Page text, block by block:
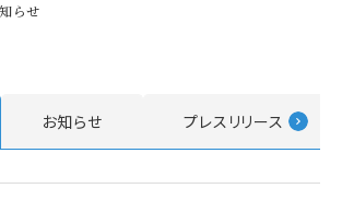
らせ
お知らせ プレスリリース